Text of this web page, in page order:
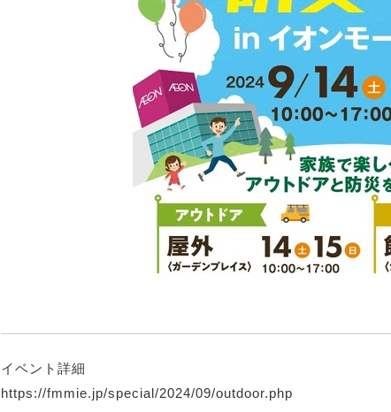
イベント詳細
https://fmmie.jp/special/2024/09/outdoor.php